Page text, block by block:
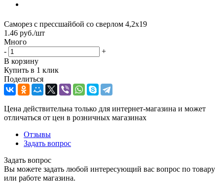
Саморез с прессшайбой со сверлом 4,2х19
1.46 руб./шт
Много
-
+
В корзину
Купить в 1 клик
Поделиться
Цена действительна только для интернет-магазина и может
отличаться от цен в розничных магазинах
Отзывы
Задать вопрос
Задать вопрос
Вы можете задать любой интересующий вас вопрос по товару
или работе магазина.